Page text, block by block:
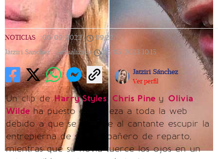
NOTICIAS 06/09/2022 | 09:22
Jatziri Sanchez |
Actualizada 05/05/2023 10:15
Jatziri Sánchez
Ver perfil
Un clip deHarry Styles, Chris Pine y Olivia
Wilde ha puesto de cabeza a toda la web
debido a que se percibe al cantante escupir la
entrepierna de su compañero de reparto,
mientras que su novia tuerce los ojos en un